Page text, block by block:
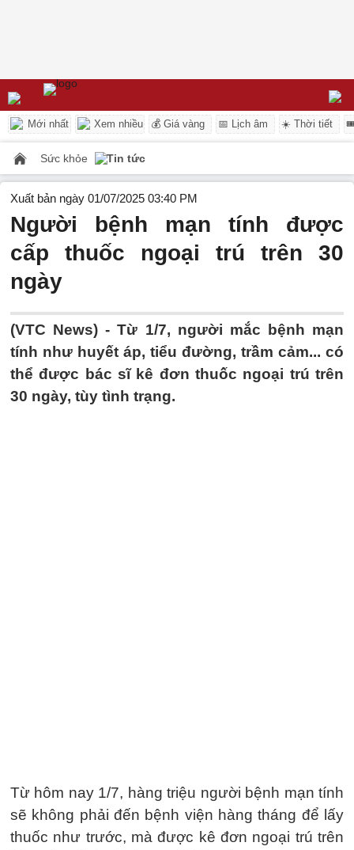
Mới nhất Xem nhiều 💰 Giá vàng 📅 Lịch âm ☀️ Thời tiết
Sức khỏe Tin tức
Xuất bản ngày 01/07/2025 03:40 PM
Người bệnh mạn tính được
cấp thuốc ngoại trú trên 30
ngày
(VTC News) -Từ 1/7, người mắc bệnh mạn
tính như huyết áp, tiểu đường, trầm cảm... có
thể được bác sĩ kê đơn thuốc ngoại trú trên
30 ngày, tùy tình trạng.
Từ hôm nay 1/7, hàng triệu người bệnh mạn tính
sẽ không phải đến bệnh viện hàng tháng để lấy
thuốc như trước, mà được kê đơn ngoại trú trên